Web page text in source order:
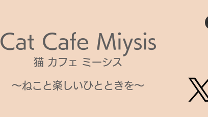
Cat Cafe Miysis
猫 カフェ ミーシス
～ねこと楽しいひとときを～